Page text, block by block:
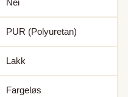
Nei
PUR (Polyuretan)
Lakk
Fargeløs